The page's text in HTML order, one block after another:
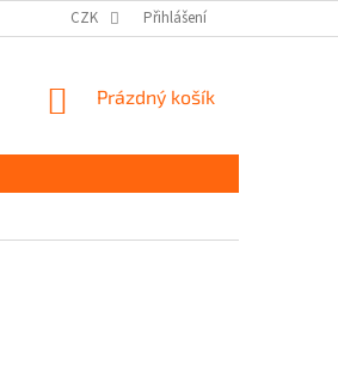
CZK Přihlášení
NÁKUPNÍ
Prázdný košík